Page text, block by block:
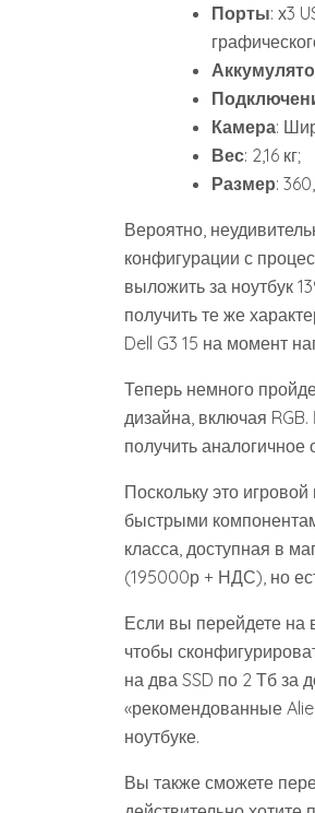
Порты: х3
Камера:
Вес: 2,16 кг;
Размер:
Вероятно,
конфигурации с
выложить за ноутбук
получить те же
Dell G3 15 на момент
Теперь немного
дизайна, включая
получить
Поскольку это
быстрыми
класса, доступная в
(195000р + НДС), но
Если вы перейдете на
чтобы
на два SSD по 2 Тб за
«рекомендованные
ноутбуке.
Вы также сможете